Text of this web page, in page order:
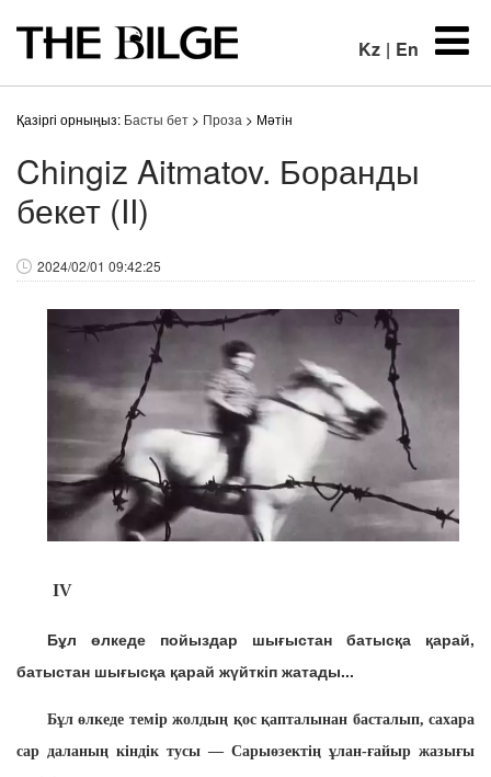
Kz | En
Қазіргі орныңыз: Басты бет > Проза > Мәтін
Chingiz Aitmatov. Боранды
бекет (II)
2024/02/01 09:42:25
IV
Бұл өлкеде пойыздар шығыстан батысқа қарай,
батыстан шығысқа қарай жүйткіп жатады...
Бұл өлкеде темір жолдың қос қапталынан басталып, сахара
cap даланың кіндік тусы — Сарыөзектің ұлан-ғайыр жазығы